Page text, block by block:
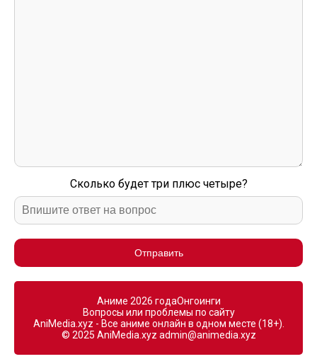
Сколько будет три плюс четыре?
Отправить
Аниме 2026 годаОнгоинги
Вопросы или проблемы по сайту
AniMedia.xyz - Все аниме онлайн в одном месте (18+).
© 2025 AniMedia.xyz admin@animedia.xyz